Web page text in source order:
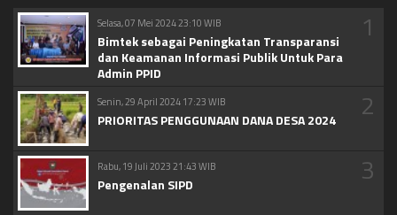
Selasa, 07 Mei 2024 23:10 WIB
Bimtek sebagai Peningkatan Transparansi
dan Keamanan Informasi Publik Untuk Para
Admin PPID
1
Senin, 29 April 2024 17:23 WIB
PRIORITAS PENGGUNAAN DANA DESA 2024 2
Rabu, 19 Juli 2023 21:43 WIB
Pengenalan SIPD 3